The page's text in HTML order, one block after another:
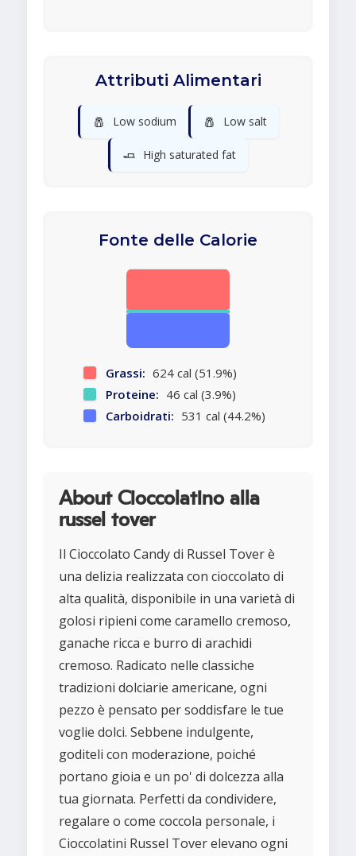
Attributi Alimentari
🧂 Low sodium 🧂 Low salt
🧈 High saturated fat
Fonte delle Calorie
Grassi: 624 cal (51.9%)
Proteine: 46 cal (3.9%)
Carboidrati: 531 cal (44.2%)
About Cioccolatino alla
russel tover
Il Cioccolato Candy di Russel Tover è
una delizia realizzata con cioccolato di
alta qualità, disponibile in una varietà di
golosi ripieni come caramello cremoso,
ganache ricca e burro di arachidi
cremoso. Radicato nelle classiche
tradizioni dolciarie americane, ogni
pezzo è pensato per soddisfare le tue
voglie dolci. Sebbene indulgente,
goditeli con moderazione, poiché
portano gioia e un po' di dolcezza alla
tua giornata. Perfetti da condividere,
regalare o come coccola personale, i
Cioccolatini Russel Tover elevano ogni